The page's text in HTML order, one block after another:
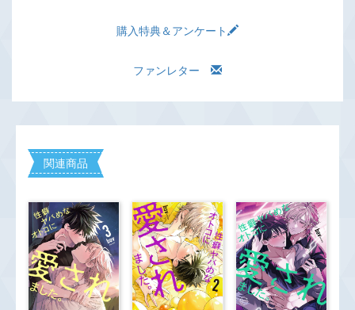
購入特典＆アンケート
ファンレター
関連商品